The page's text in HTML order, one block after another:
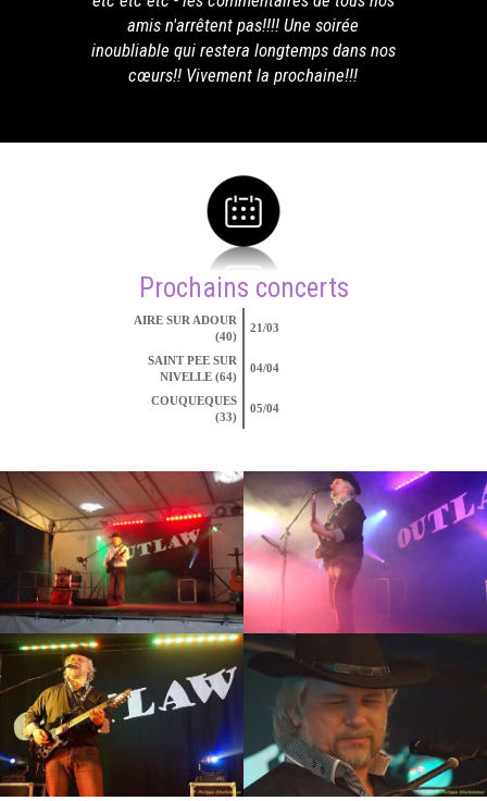
amis n'arrêtent pas!!!! Une soirée
inoubliable qui restera longtemps dans nos
cœurs!! Vivement la prochaine!!!
Prochains concerts
AIRE SUR ADOUR
(40)
21/03
SAINT PEE SUR
NIVELLE (64)
04/04
COUQUEQUES
(33)
05/04